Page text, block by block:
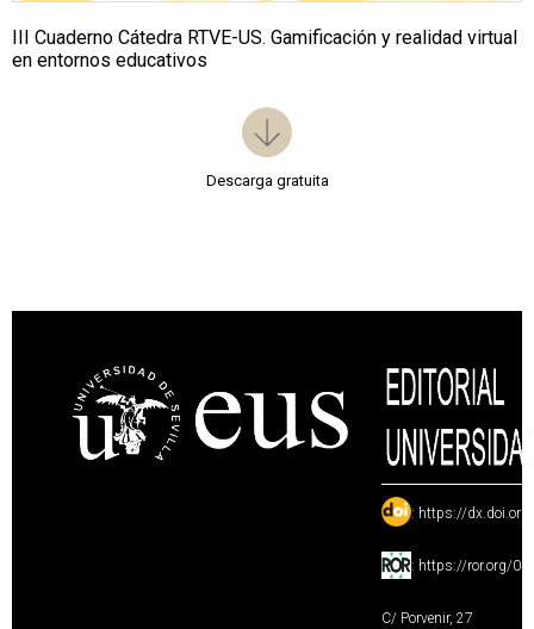
III Cuaderno Cátedra RTVE-US. Gamificación y realidad virtual
en entornos educativos
Descarga gratuita
: https://
: https://ror.org/
C/ Porvenir, 27